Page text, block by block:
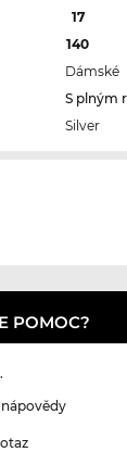
17
140
Dámské
S plným
Silver
POMOC?